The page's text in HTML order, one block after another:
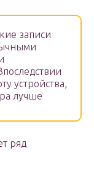
записи
устройства,
лучше
ряд